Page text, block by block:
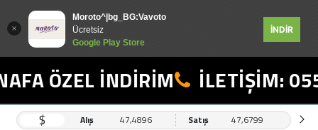
Moroto^|bg_BG:Vavoto
Ücretsiz
Google Play Store
İNDİR
ÖZEL İNDİRİM İLETİŞİM: 0554
$ Alış 47,4896 Satış 47,6799